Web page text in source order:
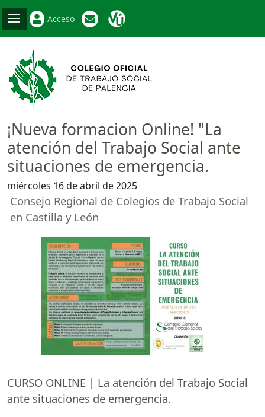
Acceso
¡Nueva formacion Online! "La
atención del Trabajo Social ante
situaciones de emergencia.
miércoles 16 de abril de 2025
Consejo Regional de Colegios de Trabajo Social
en Castilla y León
CURSO ONLINE | La atención del Trabajo Social
ante situaciones de emergencia.